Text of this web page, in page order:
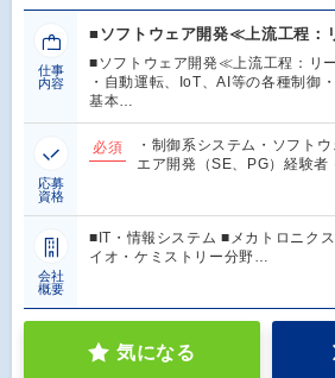
仕事
内容
■ソフトウェア開発≪上流工程：
■ソフトウェア開発≪上流工程：リ
・自動運転、IoT、AI等の各種制御
基本…
応募
資格
必須
・制御系システム・ソフト
エア開発（SE、PG）経験
会社
概要
■IT・情報システム ■メカトロニク
イオ・ケミストリー分野…
気になる